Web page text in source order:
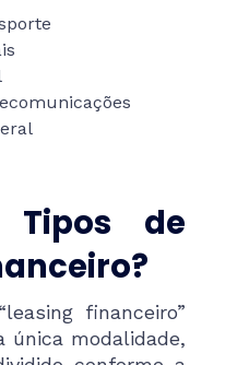
Tipos de
financeiro”
única modalidade,